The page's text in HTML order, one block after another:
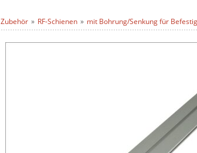
Zubehör RF-Schienen mit Bohrung/Senkung für